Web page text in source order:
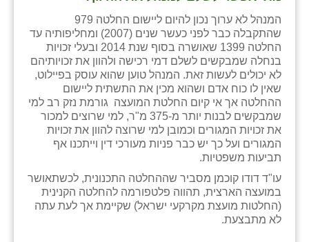
המנהל לא ערוך נכון להיום ליישום החלטה 979
שהתקבלה כבר לפני כעשר שנים (2007) ומחליפותיה עד
החלטה 1399 שאושרה בסוף שנת 2014 ובעלי זכויות
בנחלה שמבקשים לשלם דמי רכישה ולהוון את זכויותיהם
לא יכולים לעשות זאת. המנהל טוען שהוא עוסק בפיילוט,
שאין לו כוח אדם ושהוא מכין את התשתית ליישום
ההחלטה אך אי קיום החלטת המועצה גורמת נזק רב למי
שמבקשים לבנות יותר מ-375 מ"ר, למי שרוצים למכור
את זכויות המגורים וכמובן למי שרוצה להוון את זכויות
המגורים ועל כך יש כבר פניות מעורכי דין וייתכנו אף
תביעות משפטיות.
עו"ד דודו קוכמן מסביר שההחלטה התכנונית, לכשתאושר
במועצה הארצית, תהווה פלטפורמה להחלטה הקנינית
(החלטות מועצת מקרקעי ישראל) שקיימת אך לעת עתה
לא מתבצעת.